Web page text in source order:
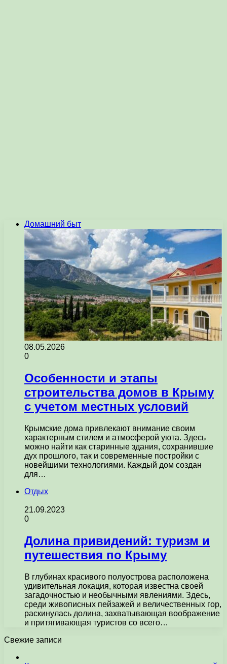
Домашний быт
08.05.2026
0
Особенности и этапы
строительства домов в Крыму
с учетом местных условий
Крымские дома привлекают внимание своим
характерным стилем и атмосферой уюта. Здесь
можно найти как старинные здания, сохранившие
дух прошлого, так и современные постройки с
новейшими технологиями. Каждый дом создан
для…
Отдых
21.09.2023
0
Долина привидений: туризм и
путешествия по Крыму
В глубинах красивого полуострова расположена
удивительная локация, которая известна своей
загадочностью и необычными явлениями. Здесь,
среди живописных пейзажей и величественных гор,
раскинулась долина, захватывающая воображение
и притягивающая туристов со всего…
Свежие записи